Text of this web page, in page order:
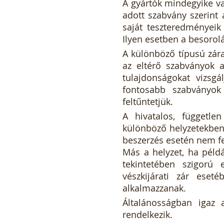
A gyártók mindegyike
adott szabvány szerint
saját
Ilyen esetben a
A különböző típusú
az eltérő szabványok
tulajdonságokat
fontosabb
feltűntetjük.
A hivatalos,
különböző
beszerzés esetén nem
Más a helyzet, ha
tekintetében szigorú
vészkijárati zár
alkalmazzanak.
Általánosságban
rendelkezik.